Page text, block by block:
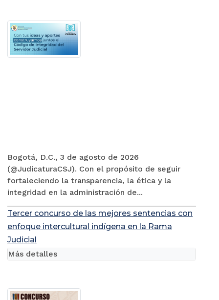
Bogotá, D.C., 3 de agosto de 2026
(@JudicaturaCSJ). Con el propósito de seguir
fortaleciendo la transparencia, la ética y la
integridad en la administración de...
Tercer concurso de las mejores sentencias con
enfoque intercultural indígena en la Rama
Judicial
Más detalles